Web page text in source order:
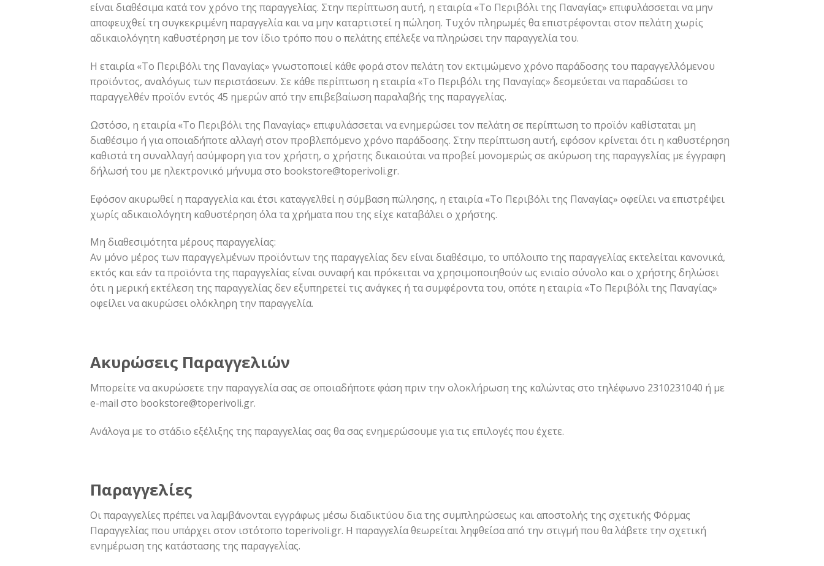
είναι διαθέσιμα κατά τον χρόνο της παραγγελίας. Στην περίπτωση αυτή, η εταιρία «Το Περιβόλι της Παναγίας» επιφυλάσσεται να μην
αποφευχθεί τη συγκεκριμένη παραγγελία και να μην καταρτιστεί η πώληση. Τυχόν πληρωμές θα επιστρέφονται στον πελάτη χωρίς
αδικαιολόγητη καθυστέρηση με τον ίδιο τρόπο που ο πελάτης επέλεξε να πληρώσει την παραγγελία του.
Η εταιρία «Το Περιβόλι της Παναγίας» γνωστοποιεί κάθε φορά στον πελάτη τον εκτιμώμενο χρόνο παράδοσης του παραγγελλόμενου
προϊόντος, αναλόγως των περιστάσεων. Σε κάθε περίπτωση η εταιρία «Το Περιβόλι της Παναγίας» δεσμεύεται να παραδώσει το
παραγγελθέν προϊόν εντός 45 ημερών από την επιβεβαίωση παραλαβής της παραγγελίας.
Ωστόσο, η εταιρία «Το Περιβόλι της Παναγίας» επιφυλάσσεται να ενημερώσει τον πελάτη σε περίπτωση το προϊόν καθίσταται μη
διαθέσιμο ή για οποιαδήποτε αλλαγή στον προβλεπόμενο χρόνο παράδοσης. Στην περίπτωση αυτή, εφόσον κρίνεται ότι η καθυστέρηση
καθιστά τη συναλλαγή ασύμφορη για τον χρήστη, ο χρήστης δικαιούται να προβεί μονομερώς σε ακύρωση της παραγγελίας με έγγραφη
δήλωσή του με ηλεκτρονικό μήνυμα στο bookstore@toperivoli.gr.
Εφόσον ακυρωθεί η παραγγελία και έτσι καταγγελθεί η σύμβαση πώλησης, η εταιρία «Το Περιβόλι της Παναγίας» οφείλει να επιστρέψει
χωρίς αδικαιολόγητη καθυστέρηση όλα τα χρήματα που της είχε καταβάλει ο χρήστης.
Μη διαθεσιμότητα μέρους παραγγελίας:
Αν μόνο μέρος των παραγγελμένων προϊόντων της παραγγελίας δεν είναι διαθέσιμο, το υπόλοιπο της παραγγελίας εκτελείται κανονικά,
εκτός και εάν τα προϊόντα της παραγγελίας είναι συναφή και πρόκειται να χρησιμοποιηθούν ως ενιαίο σύνολο και ο χρήστης δηλώσει
ότι η μερική εκτέλεση της παραγγελίας δεν εξυπηρετεί τις ανάγκες ή τα συμφέροντα του, οπότε η εταιρία «Το Περιβόλι της Παναγίας»
οφείλει να ακυρώσει ολόκληρη την παραγγελία.
Ακυρώσεις Παραγγελιών
Μπορείτε να ακυρώσετε την παραγγελία σας σε οποιαδήποτε φάση πριν την ολοκλήρωση της καλώντας στο τηλέφωνο 2310231040 ή με
e-mail στο bookstore@toperivoli.gr.
Ανάλογα με το στάδιο εξέλιξης της παραγγελίας σας θα σας ενημερώσουμε για τις επιλογές που έχετε.
Παραγγελίες
Οι παραγγελίες πρέπει να λαμβάνονται εγγράφως μέσω διαδικτύου δια της συμπληρώσεως και αποστολής της σχετικής Φόρμας
Παραγγελίας που υπάρχει στον ιστότοπο toperivoli.gr. Η παραγγελία θεωρείται ληφθείσα από την στιγμή που θα λάβετε την σχετική
ενημέρωση της κατάστασης της παραγγελίας.